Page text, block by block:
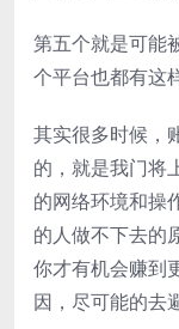
第五个就是可能
个平台也都有这
其实很多时候，
的，就是我门将
的网络环境和操
的人做不下去的
你才有机会赚到
因，尽可能的去